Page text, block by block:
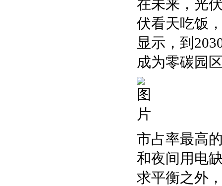
在未来，光
伏看天吃饭
显示，到
成为零碳园
市占率最高
和夜间用电
求平衡之外